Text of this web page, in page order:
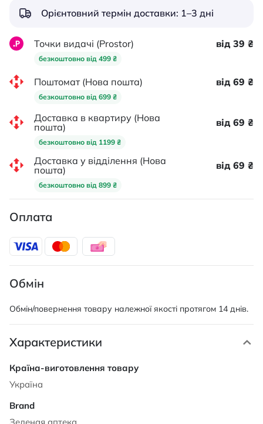
Орієнтовний термін доставки: 1–3 дні
Точки видачі (Prostor)
безкоштовно від 499 ₴
від 39 ₴
Поштомат (Нова пошта)
безкоштовно від 699 ₴
від 69 ₴
Доставка в квартиру (Нова
пошта)
безкоштовно від 1199 ₴
від 69 ₴
Доставка у відділення (Нова
пошта)
безкоштовно від 899 ₴
від 69 ₴
Оплата
Обмін
Обмін/повернення товару належної якості протягом 14 днів.
Характеристики
Характеристики
Україна